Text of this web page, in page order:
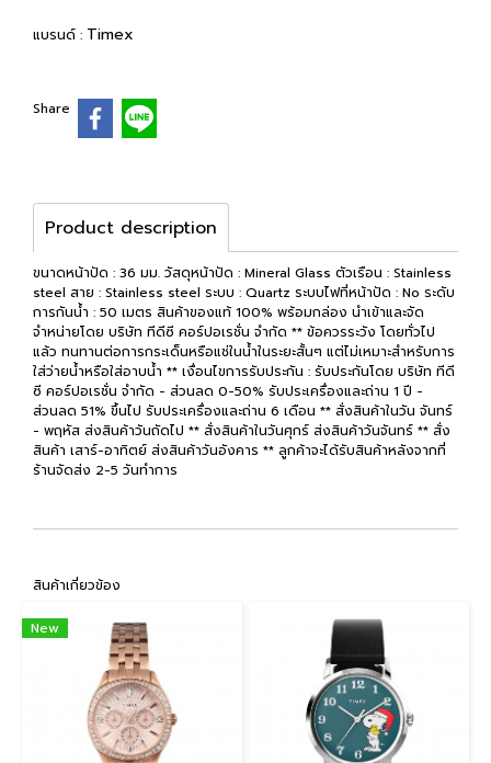
แบรนด์ : Timex
Share
Product description
ขนาดหน้าปัด : 36 มม. วัสดุหน้าปัด : Mineral Glass ตัวเรือน : Stainless
steel สาย : Stainless steel ระบบ : Quartz ระบบไฟที่หน้าปัด : No ระดับ
การกันน้ำ : 50 เมตร สินค้าของแท้ 100% พร้อมกล่อง นำเข้าและจัด
จำหน่ายโดย บริษัท ทีดีซี คอร์ปอเรชั่น จำกัด ** ข้อควรระวัง โดยทั่วไป
แล้ว ทนทานต่อการกระเด็นหรือแช่ในน้ำในระยะสั้นๆ แต่ไม่เหมาะสำหรับการ
ใส่ว่ายน้ำหรือใส่อาบน้ำ ** เงื่อนไขการรับประกัน : รับประกันโดย บริษัท ทีดี
ซี คอร์ปอเรชั่น จำกัด - ส่วนลด 0-50% รับประเครื่องและถ่าน 1 ปี -
ส่วนลด 51% ขึ้นไป รับประเครื่องและถ่าน 6 เดือน ** สั่งสินค้าในวัน จันทร์
- พฤหัส ส่งสินค้าวันถัดไป ** สั่งสินค้าในวันศุกร์ ส่งสินค้าวันจันทร์ ** สั่ง
สินค้า เสาร์-อาทิตย์ ส่งสินค้าวันอังคาร ** ลูกค้าจะได้รับสินค้าหลังจากที่
ร้านจัดส่ง 2-5 วันทำการ
สินค้าเกี่ยวข้อง
New